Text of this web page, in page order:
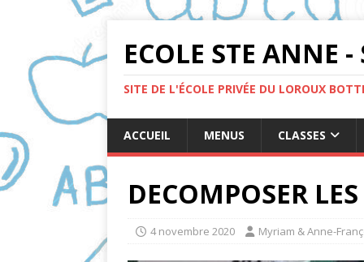
ECOLE STE ANNE
SITE DE L'ÉCOLE PRIVÉE DU LOROUX
ACCUEIL MENUS CLASSES
DECOMPOSER
4 novembre 2020 Myriam & Anne-